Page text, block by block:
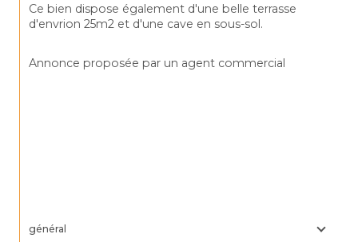
Ce bien dispose également d'une belle terrasse
d'envrion 25m2 et d'une cave en sous-sol.
Annonce proposée par un agent commercial
général